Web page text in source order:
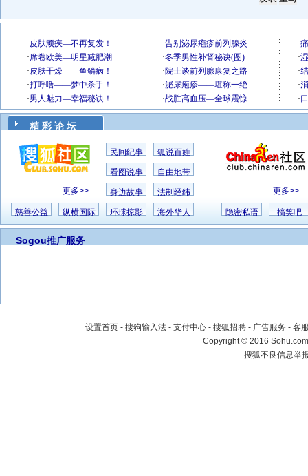
精 彩 论 坛
更多>>
民间纪事 狐说百姓
看图说事 自由地带
身边故事 法制经纬
慈善公益 纵横国际 环球掠影 海外华人
更多>>
隐密私语 搞笑吧
Sogou推广服务
设置首页 - 搜狗输入法 - 支付中心 - 搜狐招聘 - 广告服务 - 客
Copyright©2016
搜狐不良信息举